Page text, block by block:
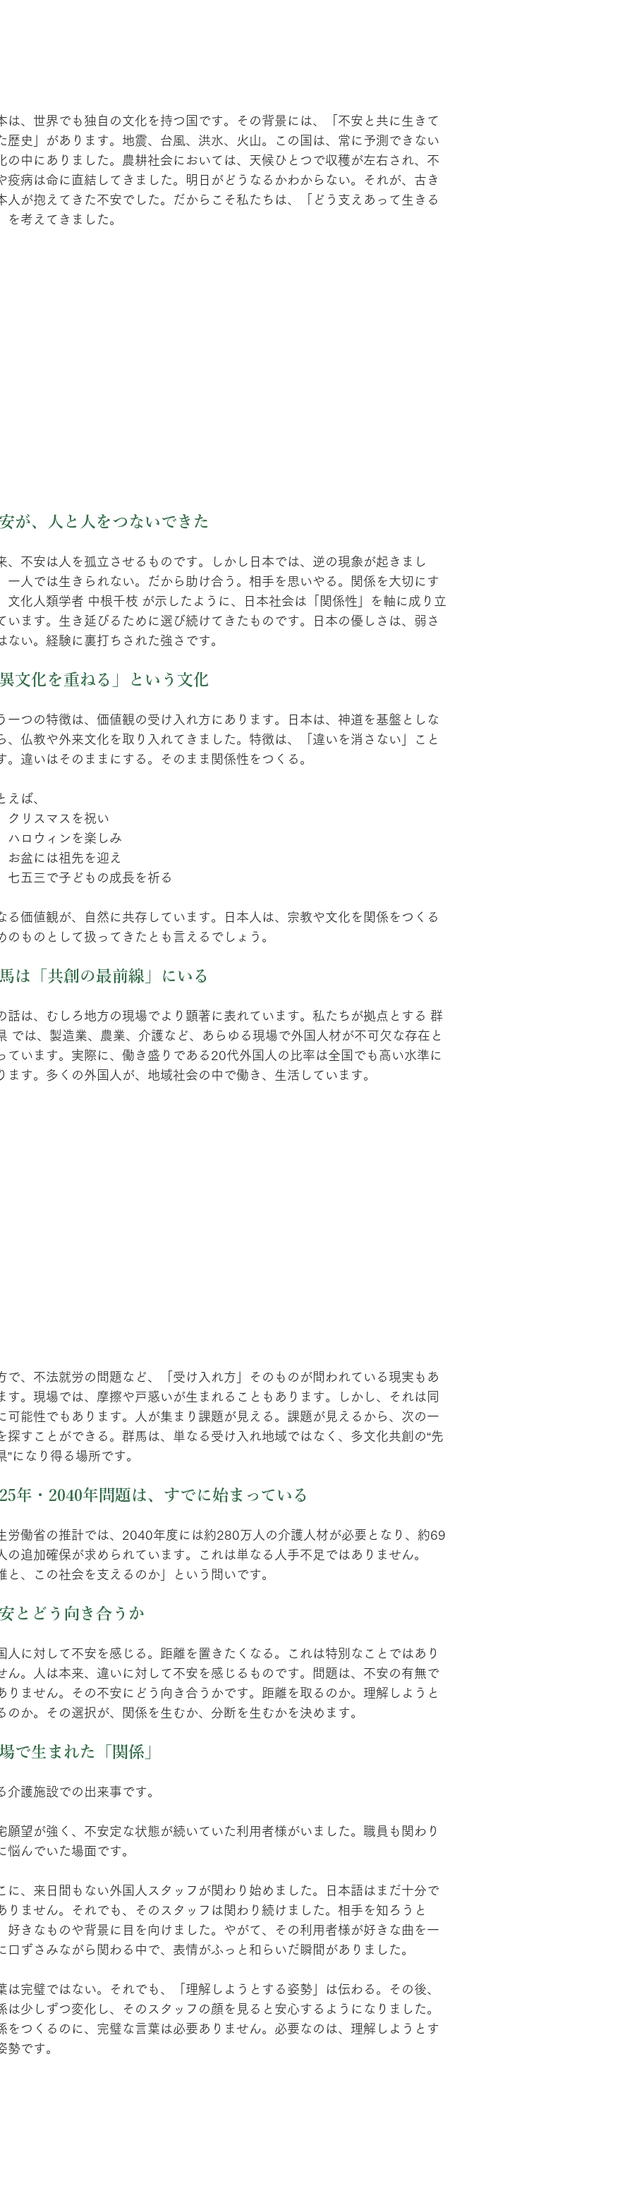
は、世界でも独自の文化を持つ国です。その背景には、「不安と共に生きて
歴史」があります。地震、台風、洪水、火山。この国は、常に予測できない
の中にありました。農耕社会においては、天候ひとつで収穫が左右され、不
疫病は命に直結してきました。明日がどうなるかわからない。それが、古き
人が抱えてきた不安でした。だからこそ私たちは、「どう支えあって生きる
を考えてきました。
が、人と人をつないできた
、不安は人を孤立させるものです。しかし日本では、逆の現象が起きまし
一人では生きられない。だから助け合う。相手を思いやる。関係を大切にす
文化人類学者 中根千枝 が示したように、日本社会は「関係性」を軸に成り立
います。生き延びるために選び続けてきたものです。日本の優しさは、弱さ
ない。経験に裏打ちされた強さです。
異文化を重ねる」という文化
一つの特徴は、価値観の受け入れ方にあります。日本は、神道を基盤としな
、仏教や外来文化を取り入れてきました。特徴は、「違いを消さない」こと
。違いはそのままにする。そのまま関係性をつくる。
えば、
クリスマスを祝い
ハロウィンを楽しみ
お盆には祖先を迎え
七五三で子どもの成長を祈る
る価値観が、自然に共存しています。日本人は、宗教や文化を関係をつくる
のものとして扱ってきたとも言えるでしょう。
は「共創の最前線」にいる
話は、むしろ地方の現場でより顕著に表れています。私たちが拠点とする 群
では、製造業、農業、介護など、あらゆる現場で外国人材が不可欠な存在と
ています。実際に、働き盛りである20代外国人の比率は全国でも高い水準に
ます。多くの外国人が、地域社会の中で働き、生活しています。
で、不法就労の問題など、「受け入れ方」そのものが問われている現実もあ
す。現場では、摩擦や戸惑いが生まれることもあります。しかし、それは同
可能性でもあります。人が集まり課題が見える。課題が見えるから、次の一
探すことができる。群馬は、単なる受け入れ地域ではなく、多文化共創の“先
”になり得る場所です。
年・2040年問題は、すでに始まっている
労働省の推計では、2040年度には約280万人の介護人材が必要となり、約69
の追加確保が求められています。これは単なる人手不足ではありません。
と、この社会を支えるのか」という問いです。
とどう向き合うか
人に対して不安を感じる。距離を置きたくなる。これは特別なことではあり
ん。人は本来、違いに対して不安を感じるものです。問題は、不安の有無で
りません。その不安にどう向き合うかです。距離を取るのか。理解しようと
のか。その選択が、関係を生むか、分断を生むかを決めます。
で生まれた「関係」
介護施設での出来事です。
願望が強く、不安定な状態が続いていた利用者様がいました。職員も関わり
悩んでいた場面です。
に、来日間もない外国人スタッフが関わり始めました。日本語はまだ十分で
りません。それでも、そのスタッフは関わり続けました。相手を知ろうと
好きなものや背景に目を向けました。やがて、その利用者様が好きな曲を一
口ずさみながら関わる中で、表情がふっと和らいだ瞬間がありました。
は完璧ではない。それでも、「理解しようとする姿勢」は伝わる。その後、
は少しずつ変化し、そのスタッフの顔を見ると安心するようになりました。
をつくるのに、完璧な言葉は必要ありません。必要なのは、理解しようとす
勢です。